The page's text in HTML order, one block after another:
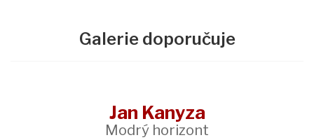
Galerie doporučuje
Jan Kanyza
Modrý horizont